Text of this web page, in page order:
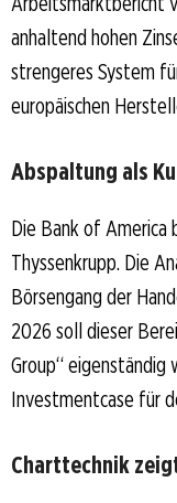
anhaltend hohen
strengeres System
europäischen
Abspaltung als
Die Bank of
Thyssenkrupp. Die
Börsengang der
2026 soll dieser
Group“ eigenständig
Investmentcase für
Charttechnik